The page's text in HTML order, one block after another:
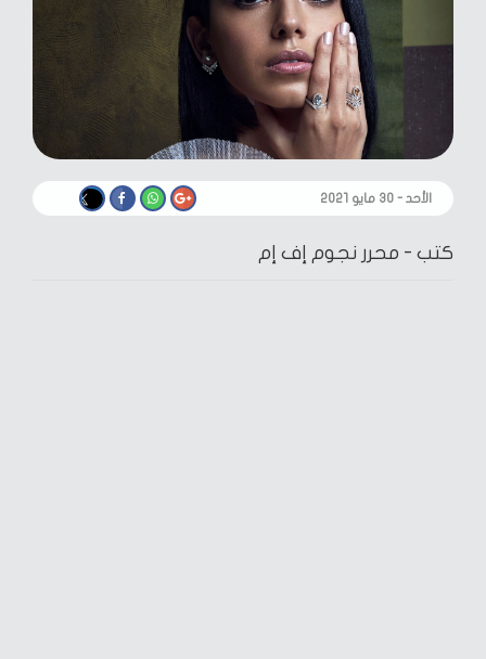
الأحد - ٣٠ مايو ٢٠٢١
كتب - محرر نجوم إف إم